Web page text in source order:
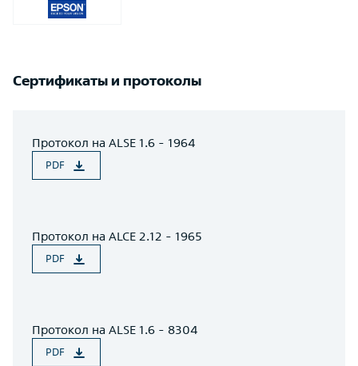
Сертификаты и протоколы
Протокол на ALSE 1.6 - 1964
PDF
Протокол на ALCE 2.12 - 1965
PDF
Протокол на ALSE 1.6 - 8304
PDF